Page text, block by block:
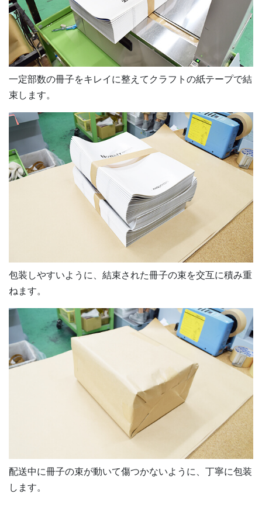
一定部数の冊子をキレイに整えてクラフトの紙テープで結
束します。
包装しやすいように、結束された冊子の束を交互に積み重
ねます。
配送中に冊子の束が動いて傷つかないように、丁寧に包装
します。